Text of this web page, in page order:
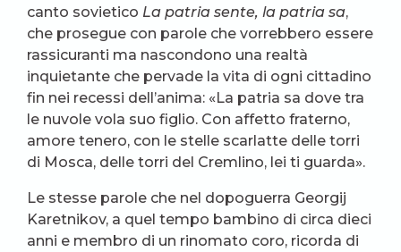
canto sovietico La patria sente, la patria sa,
che prosegue con parole che vorrebbero essere
rassicuranti ma nascondono una realtà
inquietante che pervade la vita di ogni cittadino
fin nei recessi dell’anima: «La patria sa dove tra
le nuvole vola suo figlio. Con affetto fraterno,
amore tenero, con le stelle scarlatte delle torri
di Mosca, delle torri del Cremlino, lei ti guarda».
Le stesse parole che nel dopoguerra Georgij
Karetnikov, a quel tempo bambino di circa dieci
anni e membro di un rinomato coro, ricorda di